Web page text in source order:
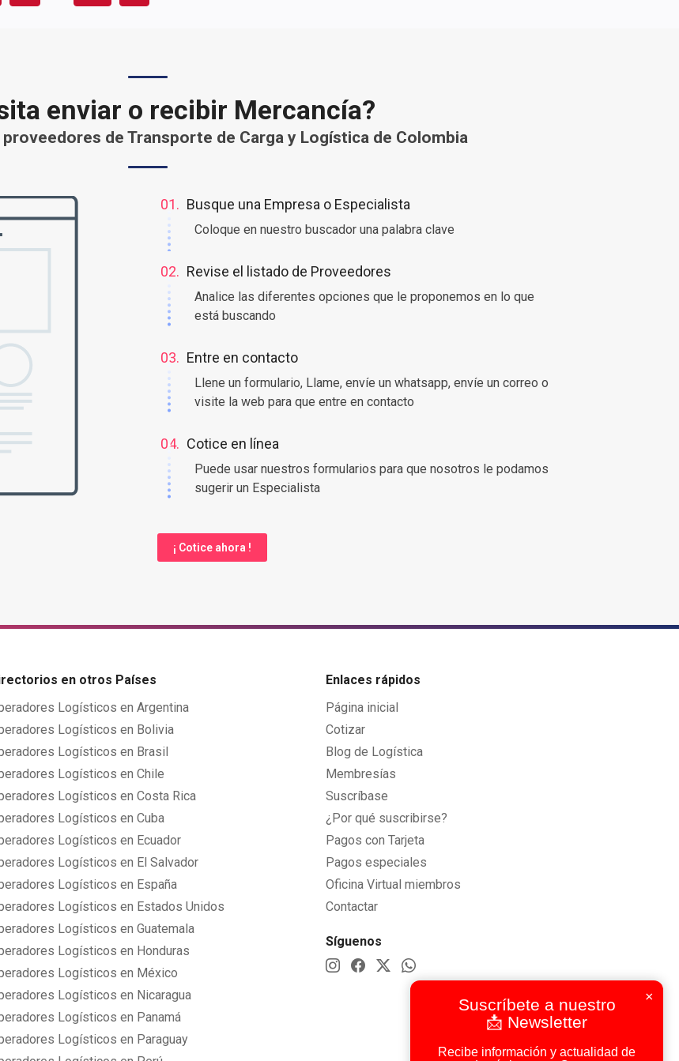
enviar o recibir Mercancía?
de Transporte de Carga y Logística de Colombia
01. Busque una Empresa o Especialista
Coloque en nuestro buscador una palabra clave
02. Revise el listado de Proveedores
Analice las diferentes opciones que le proponemos en lo que
está buscando
03. Entre en contacto
Llene un formulario, Llame, envíe un whatsapp, envíe un correo o
visite la web para que entre en contacto
04. Cotice en línea
Puede usar nuestros formularios para que nosotros le podamos
sugerir un Especialista
¡ Cotice ahora !
×
Suscríbete a nuestro
📩 Newsletter
Recibe información y actualidad de
en otros Países
Logísticos en Argentina
Logísticos en Bolivia
Logísticos en Brasil
Logísticos en Chile
Logísticos en Costa Rica
Logísticos en Cuba
Logísticos en Ecuador
Logísticos en El Salvador
Logísticos en España
Logísticos en Estados Unidos
Logísticos en Guatemala
Logísticos en Honduras
Logísticos en México
Logísticos en Nicaragua
Logísticos en Panamá
Logísticos en Paraguay
Enlaces rápidos
Página inicial
Cotizar
Blog de Logística
Membresías
Suscríbase
¿Por qué suscribirse?
Pagos con Tarjeta
Pagos especiales
Oficina Virtual miembros
Contactar
Síguenos